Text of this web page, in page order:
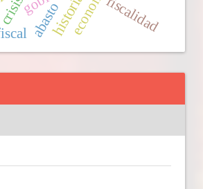
fiscalidad
abasto